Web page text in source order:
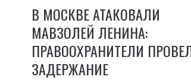
В МОСКВЕ АТАКОВАЛИ
МАВЗОЛЕЙ ЛЕНИНА:
ПРАВООХРАНИТЕЛИ
ЗАДЕРЖАНИЕ